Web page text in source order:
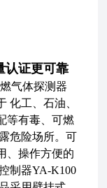
认证更可靠
气体探测器
化工、石油、
等有毒、可燃
危险场所。可
、操作方便的
制器YA-K100